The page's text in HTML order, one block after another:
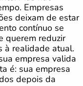
Empresas
deixam de estar
contínuo se
querem reduzir
à realidade atual.
empresa valida
é: sua empresa
depois da